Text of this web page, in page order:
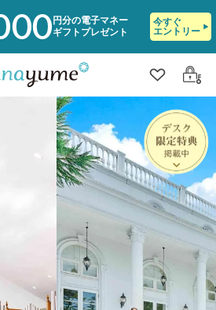
円分の電子マネー
ギフトプレゼント
今すぐ
エントリー
クリップ
ログ